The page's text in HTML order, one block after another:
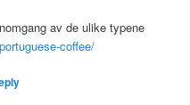
av de ulike typene
coffee/